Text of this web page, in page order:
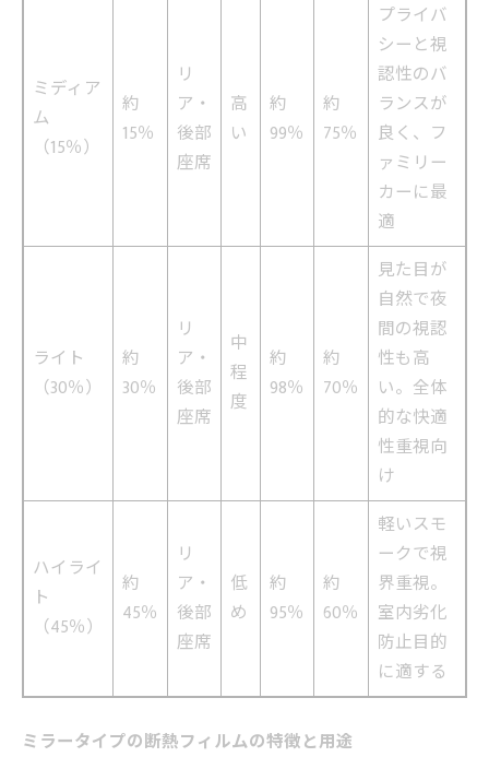
ミディア
ム
（15％）
約
15％
リ
ア・
後部
座席
高
い
約
99％
約
75％
プライバ
シーと視
認性のバ
ランスが
良く、フ
ァミリー
カーに最
適
ライト
（30％）
約
30％
リ
ア・
後部
座席
中
程
度
約
98％
約
70％
見た目が
自然で夜
間の視認
性も高
い。全体
的な快適
性重視向
け
ハイライ
ト
（45％）
約
45％
リ
ア・
後部
座席
低
め
約
95％
約
60％
軽いスモ
ークで視
界重視。
室内劣化
防止目的
に適する
ミラータイプの断熱フィルムの特徴と用途